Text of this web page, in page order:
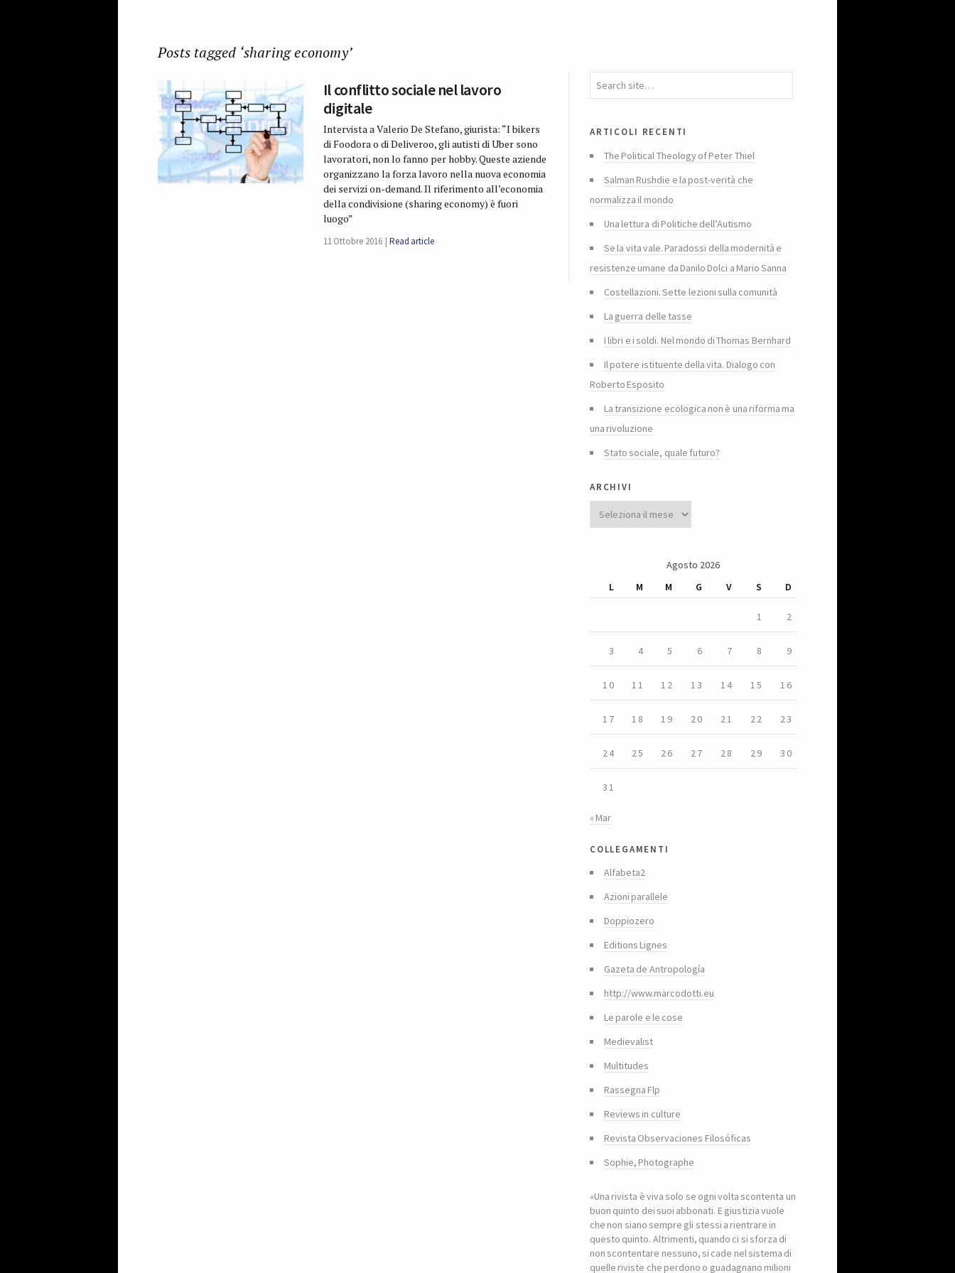
Posts tagged ‘sharing economy’
Il conflitto sociale nel lavoro
digitale
Intervista a Valerio De Stefano, giurista: “I bikers
di Foodora o di Deliveroo, gli autisti di Uber sono
lavoratori, non lo fanno per hobby. Queste aziende
organizzano la forza lavoro nella nuova economia
dei servizi on-demand. Il riferimento all’economia
della condivisione (sharing economy) è fuori
luogo”
11 Ottobre 2016 Read article
articoli recenti
The Political Theology of Peter Thiel
Salman Rushdie e la post-verità che
normalizza il mondo
Una lettura di Politiche dell’Autismo
Se la vita vale. Paradossi della modernità e
resistenze umane da Danilo Dolci a Mario Sanna
Costellazioni. Sette lezioni sulla comunità
La guerra delle tasse
I libri e i soldi. Nel mondo di Thomas Bernhard
Il potere istituente della vita. Dialogo con
Roberto Esposito
La transizione ecologica non è una riforma ma
una rivoluzione
Stato sociale, quale futuro?
archivi
Agosto 2026
L
M M G V S D
1 2
3 4 5 6 7 8 9
10 11 12 13 14 15 16
17 18 19 20 21 22 23
24 25 26 27 28 29 30
31
« Mar
collegamenti
Alfabeta2
Azioni parallele
Doppiozero
Editions Lignes
Gazeta de Antropología
http://www.marcodotti.eu
Le parole e le cose
Medievalist
Multitudes
Rassegna Flp
Reviews in culture
Revista Observaciones Filosóficas
Sophie, Photographe
«Una rivista è viva solo se ogni volta scontenta un
buon quinto dei suoi abbonati. E giustizia vuole
che non siano sempre gli stessi a rientrare in
questo quinto. Altrimenti, quando ci si sforza di
non scontentare nessuno, si cade nel sistema di
quelle riviste che perdono o guadagnano milioni